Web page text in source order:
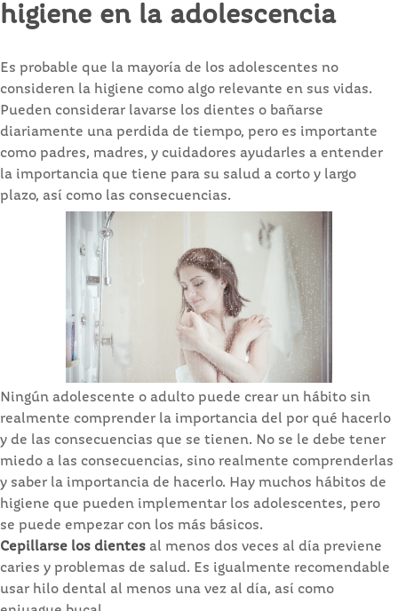
higiene en la adolescencia
Es probable que la mayoría de los adolescentes no
consideren la higiene como algo relevante en sus vidas.
Pueden considerar lavarse los dientes o bañarse
diariamente una perdida de tiempo, pero es importante
como padres, madres, y cuidadores ayudarles a entender
la importancia que tiene para su salud a corto y largo
plazo, así como las consecuencias.
Ningún adolescente o adulto puede crear un hábito sin
realmente comprender la importancia del por qué hacerlo
y de las consecuencias que se tienen. No se le debe tener
miedo a las consecuencias, sino realmente comprenderlas
y saber la importancia de hacerlo. Hay muchos hábitos de
higiene que pueden implementar los adolescentes, pero
se puede empezar con los más básicos.
Cepillarse los dientes al menos dos veces al día previene
caries y problemas de salud. Es igualmente recomendable
usar hilo dental al menos una vez al día, así como